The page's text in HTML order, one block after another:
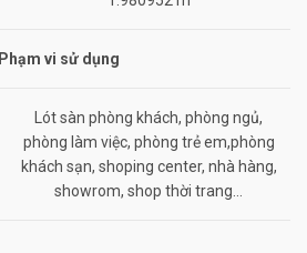
Phạm vi sử dụng
Lót sàn phòng khách, phòng ngủ,
phòng làm việc, phòng trẻ em,phòng
khách sạn, shoping center, nhà hàng,
showrom, shop thời trang…